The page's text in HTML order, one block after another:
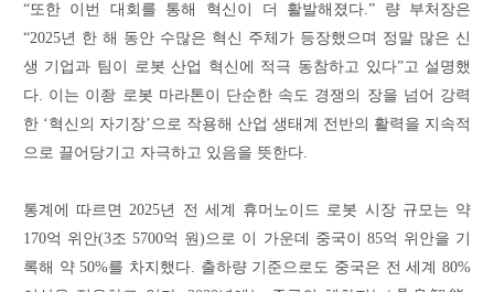
“또한 이번 대회를 통해 혁신이 더 활발해졌다.” 량 부처장은
“2025년 한 해 동안 수많은 혁신 주체가 등장했으며 정말 많은 신
생 기업과 팀이 로봇 산업 혁신에 적극 동참하고 있다”고 설명했
다. 이는 이좡 로봇 마라톤이 단순한 속도 경쟁의 장을 넘어 강력
한 ‘혁신의 자기장’으로 작용해 산업 생태계 전반의 활력을 지속적
으로 끌어당기고 자극하고 있음을 뜻한다.
통계에 따르면 2025년 전 세계 휴머노이드 로봇 시장 규모는 약
170억 위안(3조 5700억 원)으로 이 가운데 중국이 85억 위안을 기
록해 약 50%를 차지했다. 출하량 기준으로도 중국은 전 세계 80%